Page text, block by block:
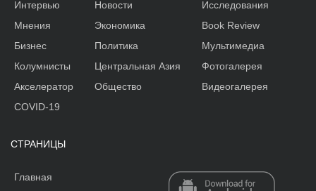
Интервью
Мнения
Бизнес
Колумнисты
Акселератор
Новости
Экономика
Политика
Центральная Азия
Общество
Исследования
Book Review
Мультимедиа
Фотогалерея
Видеогалерея
COVID-19
СТРАНИЦЫ
Главная